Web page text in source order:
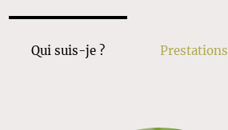
Qui suis-je ? Prestations